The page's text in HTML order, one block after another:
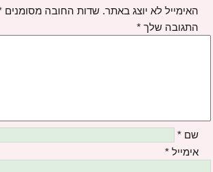
האימייל לא יוצג באתר. שדות החובה מסומנים
התגובה שלך *
שם *
אימייל *